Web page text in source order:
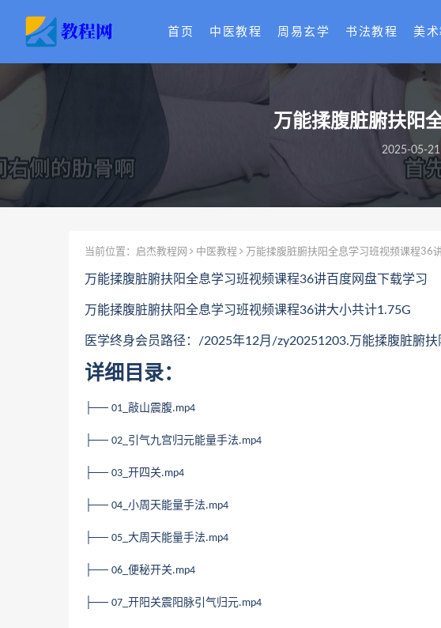
首页 中医教程 周易玄学 书法教程 美术
万能揉腹脏腑扶阳
2025-05-21
当前位置： 启杰教程网 中医教程 万能揉腹脏腑扶阳全息学习班视频课程36
万能揉腹脏腑扶阳全息学习班视频课程36讲百度网盘下载学习
万能揉腹脏腑扶阳全息学习班视频课程36讲大小共计1.75G
医学终身会员路径：/2025年12月/zy20251203.万能揉腹脏腑
详细目录：
├── 01_ 敲山震腹.mp4
├── 02_ 引气九宫归元能量手法.mp4
├── 03_ 开四关.mp4
├── 04_ 小周天能量手法.mp4
├── 05_ 大周天能量手法.mp4
├── 06_ 便秘开关.mp4
├── 07_ 开阳关震阳脉引气归元.mp4